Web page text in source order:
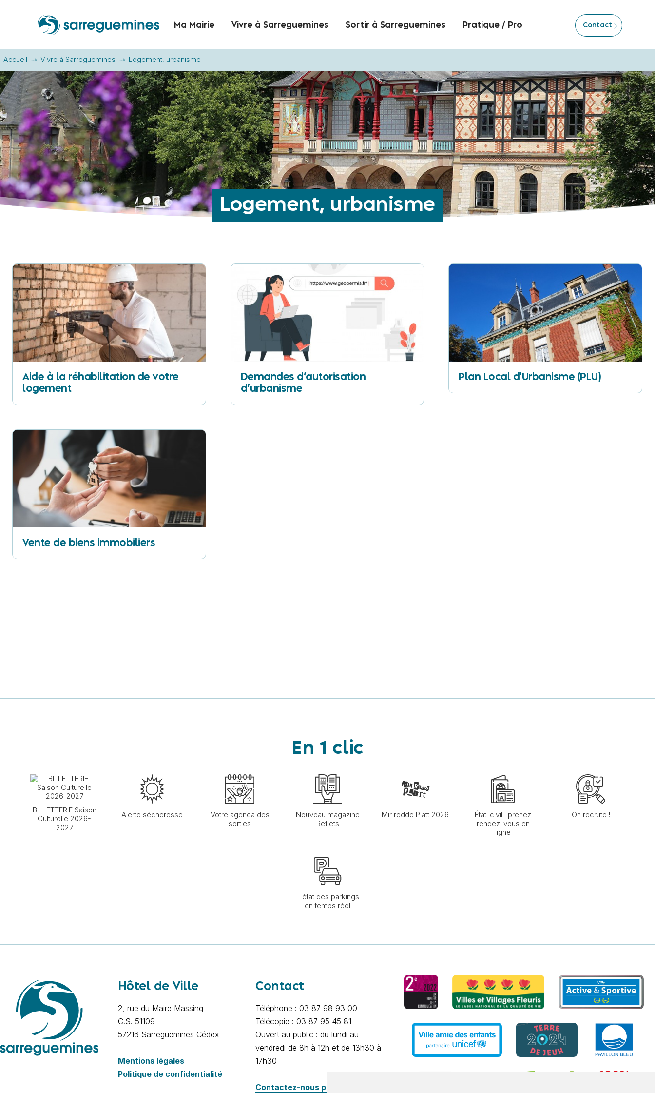
Ma Mairie Vivre à Sarreguemines Sortir à Sarreguemines Pratique / Pro Contact
Accueil Vivre à Sarreguemines Logement, urbanisme
Logement, urbanisme
Aide à la réhabilitation de votre
logement
Demandes d’autorisation
d’urbanisme
Plan Local d'Urbanisme (PLU)
Vente de biens immobiliers
En 1 clic
BILLETTERIE Saison
Culturelle 2026-
2027
Alerte sécheresse
Votre agenda des
sorties
Nouveau magazine
Reflets
Mir redde Platt 2026
État-civil : prenez
rendez-vous en
ligne
On recrute !
L'état des parkings
en temps réel
Hôtel de Ville
2, rue du Maire Massing
C.S. 51109
57216 Sarreguemines Cédex
Mentions légales
Politique de confidentialité
Contact
Téléphone : 03 87 98 93 00
Télécopie : 03 87 95 45 81
Ouvert au public : du lundi au
vendredi de 8h à 12h et de 13h30 à
17h30
Contactez-nous par e-mail